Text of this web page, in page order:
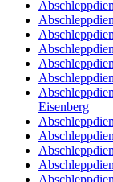
Eisenberg